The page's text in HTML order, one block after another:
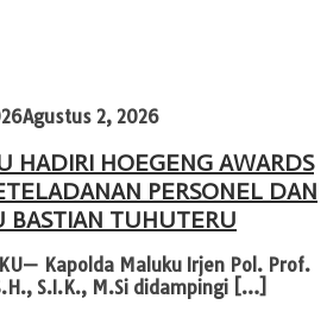
Agustus 2, 2026
HADIRI HOEGENG AWARDS
PERSONEL DAN
BASTIAN TUHUTERU
Kapolda Maluku Irjen Pol. Prof.
S.I.K., M.Si didampingi […]